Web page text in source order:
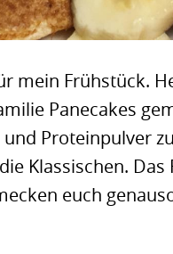
mein Frühstück.
Panecakes
Proteinpulver
Klassischen. Das
euch